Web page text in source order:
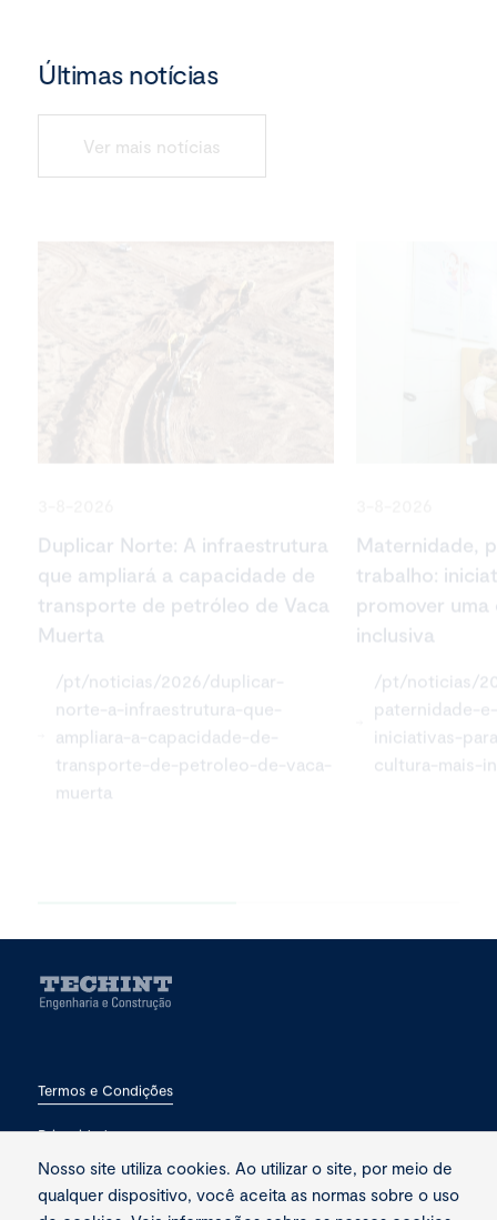
Últimas notícias
Ver mais notícias
Duplicar Norte: A infraestrutura
que ampliará a capacidade de
transporte de petróleo de Vaca
Muerta
/pt/noticias/2026/duplicar-
norte-a-infraestrutura-que-
ampliara-a-capacidade-de-
transporte-de-petroleo-de-vaca-
muerta
Maternidade,
trabalho:
inclusiva
/pt/noticias/
paternidade-
iniciativas-
cultura-mais-
Termos e Condições
Privacidade
Fale conosco
Nosso site utiliza cookies. Ao utilizar o site, por meio de
qualquer dispositivo, você aceita as normas sobre o uso